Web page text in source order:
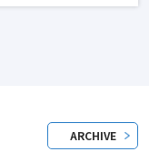
ARCHIVE